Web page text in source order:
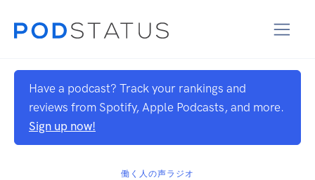
Have a podcast? Track your rankings and
reviews from Spotify, Apple Podcasts, and more.
Sign up now!
働く人の声ラジオ